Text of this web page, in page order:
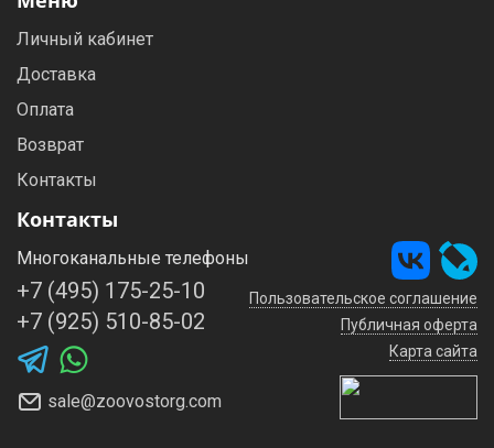
Личный кабинет
Доставка
Оплата
Возврат
Контакты
Контакты
Многоканальные телефоны
+7 (495) 175-25-10
+7 (925) 510-85-02
sale@zoovostorg.com
Пользовательское соглашение
Публичная оферта
Карта сайта